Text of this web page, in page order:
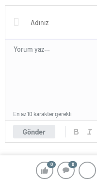
0 0
Üst Üste Geldiği Anlar
Gönder
En az 10 karakter gerekli
© 2025 Haberlerin - Tüm